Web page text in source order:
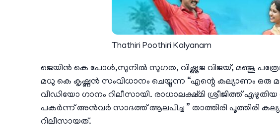
Thathiri Poothiri Kalyanam
ജെയിൻ കെ പോൾ,സുനിൽ സുഗത, വിഷ്ണുജ വിജയ്, മഞ്ജു
മധു കെ കൃഷ്ണൻ സംവിധാനം ചെയ്യുന്ന “എന്റെ കല്യാണം ഒരു
വീഡിയോ ഗാനം റിലീസായി. രാധാലക്ഷ്മി ശ്രീജിത്ത്
പകർന്ന് അൻവർ സാദത്ത് ആലപിച്ച ” താത്തിരി പൂത്തിരി
റിലീസായത്.